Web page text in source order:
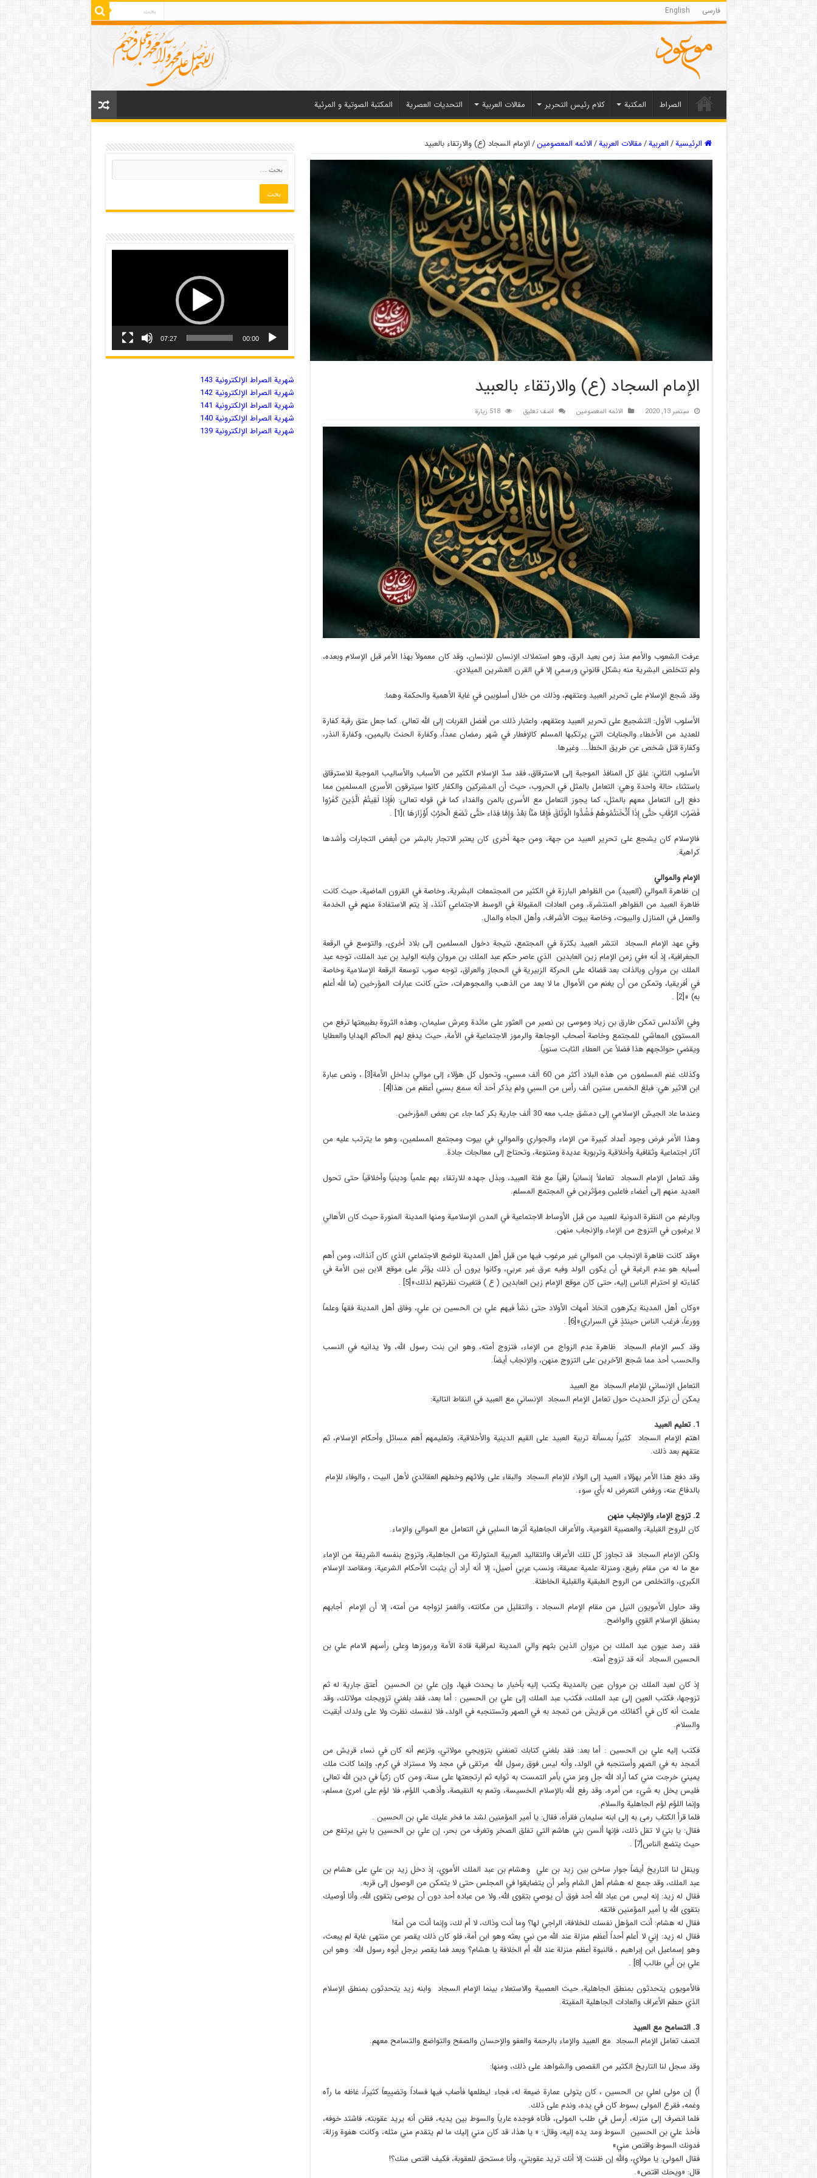
فارسی English
الصراط المکتبة كلام رئيس التحرير مقالات العربیة التحديات العصرية المكتبة الصوتية و المرئية
الرئيسية/العربیة/مقالات العربیة/الائمه المعصومين/الإمام السجاد (ع) والارتقاء بالعبيد
الإمام السجاد (ع) والارتقاء بالعبيد
سبتمبر 13, 2020 الائمه المعصومين اضف تعليق 518 زيارة
عرفت الشعوب والأمم منذ زمن بعيد الرق، وهو استملاك الإنسان للإنسان، وقد كان معمولاً بهذا الأمر قبل الإسلام وبعده،
ولم تتخلص البشرية منه بشكل قانوني ورسمي إلا في القرن العشرين الميلادي.
وقد شجع الإسلام على تحرير العبيد وعتقهم، وذلك من خلال أسلوبين في غاية الأهمية والحكمة وهما:
الأسلوب الأول: التشجيع على تحرير العبيد وعتقهم، واعتبار ذلك من أفضل القربات إلى الله تعالى. كما جعل عتق رقبة كفارة
للعديد من الأخطاء والجنايات التي يرتكبها المسلم كالإفطار في شهر رمضان عمداً، وكفارة الحنث باليمين، وكفارة النذر،
وكفارة قتل شخص عن طريق الخطأ…. وغيرها.
الأسلوب الثاني: غلق كل المنافذ الموجبة إلى الاسترقاق، فقد سدّ الإسلام الكثير من الأسباب والأساليب الموجبة للاسترقاق
باستثناء حالة واحدة وهي: التعامل بالمثل في الحروب، حيث أن المشركين والكفار كانوا سيترقون الأسرى المسلمين مما
دفع إلى التعامل معهم بالمثل، كما يجوز التعامل مع الأسرى بالمن والفداء كما في قوله تعالى: ﴿فَإِذا لَقِيتُمُ الَّذِينَ كَفَرُوا
فَضَرْبَ الرِّقَابِ حَتَّى إِذَا أَثْخَنتُمُوهُمْ فَشُدُّوا الْوَثَاقَ فَإِمَّا مَنّاً بَعْدُ وَإِمَّا فِدَاء حَتَّى تَضَعَ الْحَرْبُ أَوْزَارَهَا ﴾[1] .
فالإسلام كان يشجع على تحرير العبيد من جهة، ومن جهة أخرى كان يعتبر الاتجار بالبشر من أبغض التجارات وأشدها
كراهية.
الإمام والموالي
إن ظاهرة الموالي (العبيد) من الظواهر البارزة في الكثير من المجتمعات البشرية، وخاصة في القرون الماضية، حيث كانت
ظاهرة العبيد من الظواهر المنتشرة، ومن العادات المقبولة في الوسط الاجتماعي آنئذ، إذ يتم الاستفادة منهم في الخدمة
والعمل في المنازل والبيوت، وخاصة بيوت الأشراف، وأهل الجاه والمال.
وفي عهد الإمام السجاد انتشر العبيد بكثرة في المجتمع، نتيجة دخول المسلمين إلى بلاد أخرى، والتوسع في الرقعة
الجغرافية، إذ أنه «في زمن الإمام زين العابدين الذي عاصر حكم عبد الملك بن مروان وابنه الوليد بن عبد الملك، توجه عبد
الملك بن مروان وبالذات بعد قضائه على الحركة الزبيرية في الحجاز والعراق، توجه صوب توسعة الرقعة الإسلامية وخاصة
في أفريقيا، وتمكن من أن يغنم من الأموال ما لا يعد من الذهب والمجوهرات، حتى كانت عبارات المؤرخين (ما الله أعلم
به) »[2] .
وفي الأندلس تمكن طارق بن زياد وموسى بن نصير من العثور على مائدة وعرش سليمان، وهذه الثروة بطبيعتها ترفع من
المستوى المعاشي للمجتمع وخاصة أصحاب الوجاهة والرموز الاجتماعية في الأمة، حيث يدفع لهم الحاكم الهدايا والعطايا
ويقضي حوائجهم هذا فضلاً عن العطاء الثابت سنوياً.
وكذلك غنم المسلمون من هذه البلاد أكثر من 60 ألف مسبي، وتحول كل هؤلاء إلى موالي بداخل الأمة[3] ، ونص عبارة
ابن الاثير هي: فبلغ الخمس ستين ألف رأس من السبي ولم يذكر أحد أنه سمع بسبي أعظم من هذا[4] .
وعندما عاد الجيش الإسلامي إلى دمشق جلب معه 30 ألف جارية بكر كما جاء عن بعض المؤرخين.
وهذا الأمر فرض وجود أعداد كبيرة من الإماء والجواري والموالي في بيوت ومجتمع المسلمين، وهو ما يترتب عليه من
آثار اجتماعية وثقافية وأخلاقية وتربوية عديدة ومتنوعة، وتحتاج إلى معالجات جادة.
وقد تعامل الإمام السجاد تعاملاً إنسانياً راقياً مع فئة العبيد، وبذل جهده للارتقاء بهم علمياً ودينياً وأخلاقياً حتى تحول
العديد منهم إلى أعضاء فاعلين ومؤثرين في المجتمع المسلم.
وبالرغم من النظرة الدونية للعبيد من قبل الأوساط الاجتماعية في المدن الإسلامية ومنها المدينة المنورة حيث كان الأهالي
لا يرغبون في التزوج من الإماء والإنجاب منهن.
«وقد كانت ظاهرة الإنجاب من الموالي غير مرغوب فيها من قبل أهل المدينة للوضع الاجتماعي الذي كان آنذاك، ومن أهم
أسبابه هو عدم الرغبة في أن يكون الولد وفيه عرق غير عربي، وكانوا يرون أن ذلك يؤثر على موقع الابن بين الأمة في
كفاءته او احترام الناس إليه، حتى كان موقع الإمام زين العابدين ( ع ) فتغيرت نظرتهم لذلك»[5] .
«وكان أهل المدينة يكرهون اتخاذ أمهات الأولاد حتى نشأ فيهم علي بن الحسين بن علي، وفاق أهل المدينة فقهاً وعلماً
وورعاً، فرغب الناس حينئذٍ في السراري»[6] .
وقد كسر الإمام السجاد ظاهرة عدم الزواج من الإماء، فتزوج أمته، وهو ابن بنت رسول الله، ولا يدانيه في النسب
والحسب أحد مما شجع الآخرين على التزوج منهن، والإنجاب أيضاً.
التعامل الإنساني للإمام السجاد مع العبيد
يمكن أن نركز الحديث حول تعامل الإمام السجاد الإنساني مع العبيد في النقاط التالية:
1. تعليم العبيد
اهتم الإمام السجاد كثيراً بمسألة تربية العبيد على القيم الدينية والأخلاقية، وتعليمهم أهم مسائل وأحكام الإسلام، ثم
عتقهم بعد ذلك.
وقد دفع هذا الأمر بهؤلاء العبيد إلى الولاء للإمام السجاد والبقاء على ولائهم وخطهم العقائدي لأهل البيت ، والوفاء للإمام
بالدفاع عنه، ورفض التعرض له بأي سوء.
2. تزوج الإماء والإنجاب منهن
كان للروح القبلية، والعصبية القومية، والأعراف الجاهلية أثرها السلبي في التعامل مع الموالي والإماء.
ولكن الإمام السجاد قد تجاوز كل تلك الأعراف والتقاليد العربية المتوارثة من الجاهلية، وتزوج بنفسه الشريفة من الإماء
مع ما له من مقام رفيع، ومنزلة علمية عميقة، ونسب عربي أصيل، إلا أنه أراد أن يثبت الأحكام الشرعية، ومقاصد الإسلام
الكبرى، والتخلص من الروح الطبقية والقبلية الخاطئة.
وقد حاول الأمويون النيل من مقام الإمام السجاد ، والتقليل من مكانته، والغمز لزواجه من أمته، إلا أن الإمام أجابهم
بمنطق الإسلام القوي والواضح.
فقد رصد عيون عبد الملك بن مروان الذين بثهم والي المدينة لمراقبة قادة الأمة ورموزها وعلى رأسهم الامام علي بن
الحسين السجاد أنه قد تزوج أمته.
إذ كان لعبد الملك بن مروان عين بالمدينة يكتب إليه بأخبار ما يحدث فيها، وإن علي بن الحسين أعتق جارية له ثم
تزوجها، فكتب العين إلى عبد الملك، فكتب عبد الملك إلى علي بن الحسين : أما بعد، فقد بلغني تزويجك مولاتك، وقد
علمت أنه كان في أكفائك من قريش من تمجد به في الصهر وتستنجبه في الولد، فلا لنفسك نظرت ولا على ولدك أبقيت
والسلام.
فكتب إليه علي بن الحسين : أما بعد: فقد بلغني كتابك تعنفني بتزويجي مولاتي، وتزعم أنه كان في نساء قريش من
أتمجد به في الصهر وأستنجبه في الولد، وأنه ليس فوق رسول اللَّه مرتقى في مجد ولا مستزاد في كرم، وإنما كانت ملك
يميني خرجت مني كما أراد اللَّه جل وعز مني بأمر التمست به ثوابه ثم ارتجعتها على سنة، ومن كان زكياً في دين اللَّه تعالى
فليس يخل به شيء من أمره، وقد رفع اللَّه بالإسلام الخسيسة، وتمم به النقيصة، وأذهب اللؤم، فلا لؤم على امرئ مسلم،
وإنما اللؤم لؤم الجاهلية والسلام.
فلما قرأ الكتاب رمى به إلى ابنه سليمان فقرأه، فقال: يا أمير المؤمنين لشد ما فخر عليك علي بن الحسين .
فقال: يا بني لا تقل ذلك، فإنها ألسن بني هاشم التي تفلق الصخر وتغرف من بحر، إن علي بن الحسين يا بني يرتفع من
حيث يتضع الناس[7] .
وينقل لنا التاريخ أيضاً جوار ساخن بين زيد بن علي وهشام بن عبد الملك الأموي، إذ دخل زيد بن علي على هشام بن
عبد الملك، وقد جمع له هشام أهل الشام وأمر أن يتضايقوا في المجلس حتى لا يتمكن من الوصول إلى قربه.
فقال له زيد: إنه ليس من عباد الله أحد فوق أن يوصي بتقوى الله، ولا من عباده أحد دون أن يوصى بتقوى الله، وأنا أوصيك
بتقوى الله يا أمير المؤمنين فاتقه.
فقال له هشام: أنت المؤهل نفسك للخلافة، الراجي لها؟ وما أنت وذاك، لا أم لك، وإنما أنت من أمة!
فقال له زيد: إني لا أعلم أحداً أعظم منزلة عند الله من نبي بعثه وهو ابن أمة، فلو كان ذلك يقصر عن منتهى غاية لم يبعث،
وهو إسماعيل ابن إبراهيم ، فالنبوة أعظم منزلة عند الله أم الخلافة يا هشام؟ وبعد فما يقصر برجل أبوه رسول الله: وهو ابن
علي بن أبي طالب [8] .
فالأمويون يتحدثون بمنطق الجاهلية، حيث العصبية والاستعلاء بينما الإمام السجاد وابنه زيد يتحدثون بمنطق الإسلام
الذي حطم الأعراف والعادات الجاهلية المقيتة.
3. التسامح مع العبيد
اتصف تعامل الإمام السجاد مع العبيد والإماء بالرحمة والعفو والإحسان والصفح والتواضع والتسامح معهم.
وقد سجل لنا التاريخ الكثير من القصص والشواهد على ذلك، ومنها:
أ‌) إن مولى لعلي بن الحسين ، كان يتولى عمارة ضيعة له، فجاء ليطلعها فأصاب فيها فساداً وتضييعاً كثيراً، غاظه ما رآه
وغمه، فقرع المولى بسوط كان في يده، وندم على ذلك.
فلما انصرف إلى منزله، أرسل في طلب المولى، فأتاه فوجده عارياً والسوط بين يديه، فظن أنه يريد عقوبته، فاشتد خوفه،
فأخذ علي بن الحسين السوط ومد يده إليه، وقال: « يا هذا، قد كان مني إليك ما لم يتقدم مني مثله، وكانت هفوة وزلة،
فدونك السوط واقتص مني»
فقال المولى: يا مولاي، والله إن ظننت إلا أنك تريد عقوبتي، وأنا مستحق للعقوبة، فكيف اقتص منك؟!
قال: «ويحك اقتص».
00:00
07:27
شهریة الصراط الإلكترونية 143
شهریة الصراط الإلكترونية 142
شهریة الصراط الإلكترونية 141
شهریة الصراط الإلكترونية 140
شهریة الصراط الإلكترونية 139